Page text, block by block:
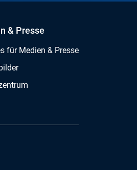
& Presse
für Medien & Presse